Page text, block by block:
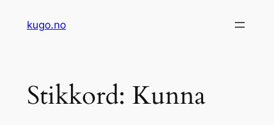
kugo.no
Stikkord: Kunna